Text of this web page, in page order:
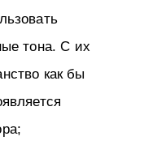
тона. С их
как бы